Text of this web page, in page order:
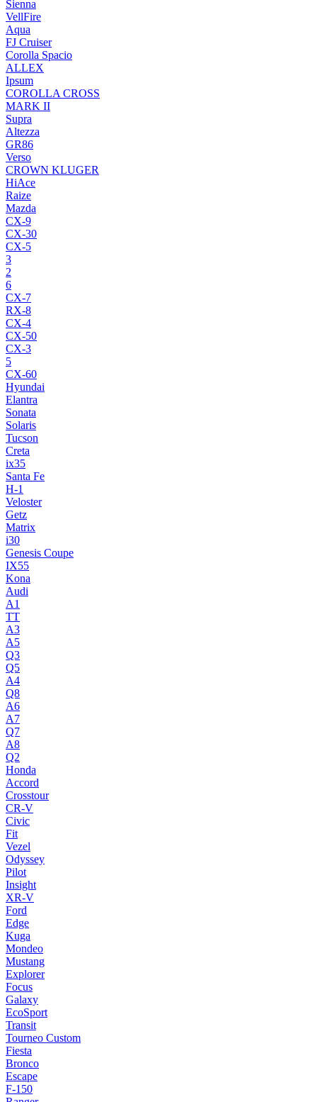
Sienna
VellFire
Aqua
FJ Cruiser
Corolla Spacio
ALLEX
Ipsum
COROLLA CROSS
MARK II
Supra
Altezza
GR86
Verso
CROWN KLUGER
HiAce
Raize
Mazda
CX-9
CX-30
CX-5
3
2
6
CX-7
RX-8
CX-4
CX-50
CX-3
5
CX-60
Hyundai
Elantra
Sonata
Solaris
Tucson
Creta
ix35
Santa Fe
H-1
Veloster
Getz
Matrix
i30
Genesis Coupe
IX55
Kona
Audi
A1
TT
A3
A5
Q3
Q5
A4
Q8
A6
A7
Q7
A8
Q2
Honda
Accord
Crosstour
CR-V
Civic
Fit
Vezel
Odyssey
Pilot
Insight
XR-V
Ford
Edge
Kuga
Mondeo
Mustang
Explorer
Focus
Galaxy
EcoSport
Transit
Tourneo Custom
Fiesta
Bronco
Escape
F-150